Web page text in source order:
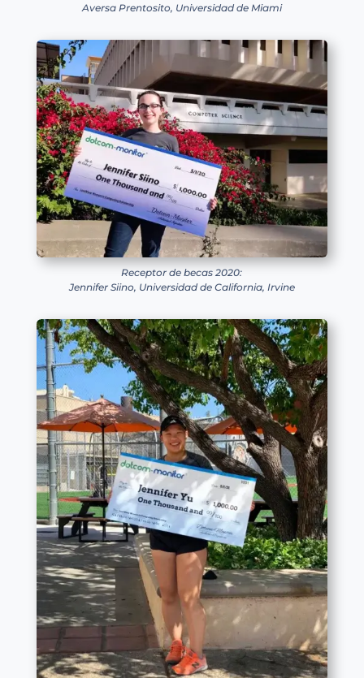
Aversa Prentosito, Universidad de Miami
Receptor de becas 2020:
Jennifer Siino, Universidad de California, Irvine